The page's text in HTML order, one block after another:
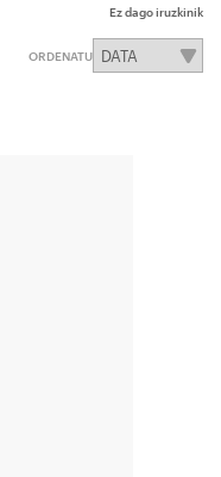
Ez dago iruzkinik
ORDENATU